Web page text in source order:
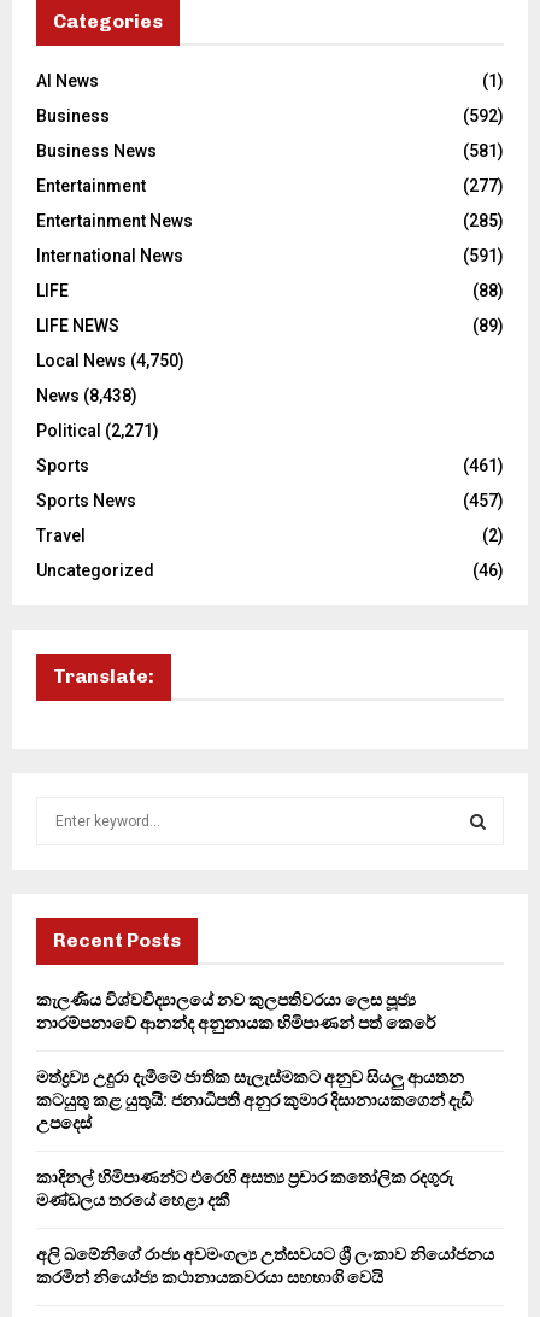
Categories
AI News
(1)
Business
(592)
Business News
(581)
Entertainment
(277)
Entertainment News
(285)
International News
(591)
LIFE
(88)
LIFE NEWS
(89)
Local News (4,750)
News (8,438)
Political (2,271)
Sports
(461)
Sports News
(457)
Travel
(2)
Uncategorized
(46)
Translate:
f
r
H
Recent Posts
කැලණිය විශ්වවිද්‍යාලයේ නව කුලපතිවරයා ලෙස පූජ්‍ය
නාරම්පනාවේ ආනන්ද අනුනායක හිමිපාණන් පත් කෙරේ
මත්ද්‍රව්‍ය උදුරා දැමීමේ ජාතික සැලැස්මකට අනුව සියලු ආයතන
කටයුතු කළ යුතුයි: ජනාධිපති අනුර කුමාර දිසානායකගෙන් දැඩි
උපදෙස්
කාදිනල් හිමිපාණන්ට එරෙහි අසත්‍ය ප්‍රචාර කතෝලික රදගුරු
මණ්ඩලය තරයේ හෙළා දකී
අලි ඛමේනිගේ රාජ්‍ය අවමංගල්‍ය උත්සවයට ශ්‍රී ලංකාව නියෝජනය
කරමින් නියෝජ්‍ය කථානායකවරයා සහභාගි වෙයි